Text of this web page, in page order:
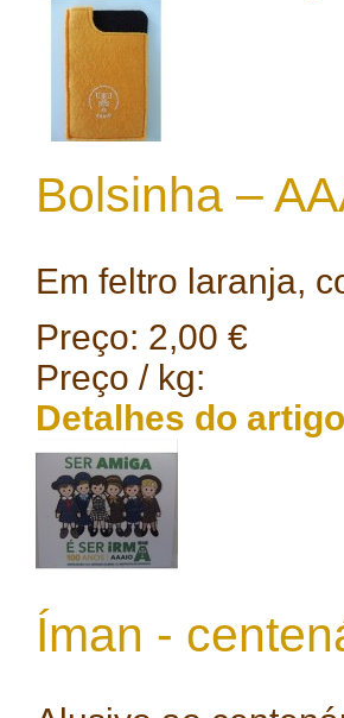
Bolsinha –
Em feltro laranja,
Preço: 2,00 €
Preço / kg:
Detalhes do artigo
Íman -